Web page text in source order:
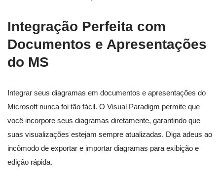
Integração Perfeita com
Documentos e Apresentações
do MS
Integrar seus diagramas em documentos e apresentações do
Microsoft nunca foi tão fácil. O Visual Paradigm permite que
você incorpore seus diagramas diretamente, garantindo que
suas visualizações estejam sempre atualizadas. Diga adeus ao
incômodo de exportar e importar diagramas para exibição e
edição rápida.